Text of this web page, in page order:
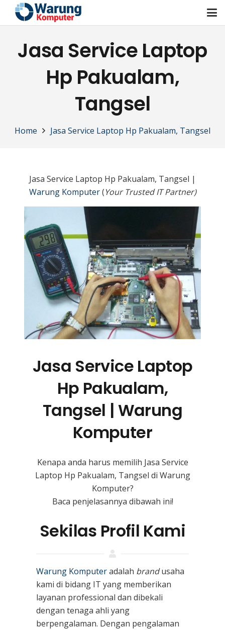
Jasa Service Laptop
Hp Pakualam,
Tangsel
Home Jasa Service Laptop Hp Pakualam, Tangsel
Jasa Service Laptop Hp Pakualam, Tangsel |
Warung Komputer(Your Trusted IT Partner)
Jasa Service Laptop
Hp Pakualam,
Tangsel | Warung
Komputer
Kenapa anda harus memilih Jasa Service
Laptop Hp Pakualam, Tangsel di Warung
Komputer?
Baca penjelasannya dibawah ini!
Sekilas Profil Kami
Warung Komputeradalah brandusaha
kami di bidang IT yang memberikan
layanan professional dan dibekali
dengan tenaga ahli yang
berpengalaman. Dengan pengalaman